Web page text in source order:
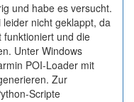
und habe es versucht.
nicht geklappt, da
funktioniert und die
Unter Windows
POI-Loader mit
Zur
Scripte